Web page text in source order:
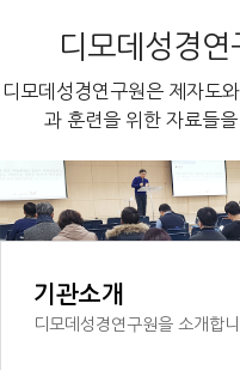
디모데성경연
디모데성경연구원은 제자도
과 훈련을 위한 자료들
기관소개
디모데성경연구원을 소개합니